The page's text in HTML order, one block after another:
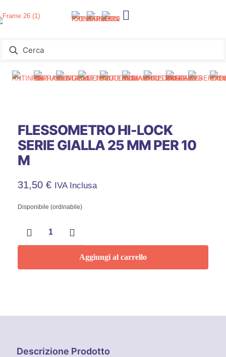
FLESSOMETRO HI-LOCK
SERIE GIALLA 25 MM PER 10
M
31,50 € IVA Inclusa
Disponibile (ordinabile)
LOCK
25
Aggiungi al carrello
Descrizione Prodotto